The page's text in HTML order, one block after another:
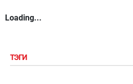
Loading...
ТЭГИ